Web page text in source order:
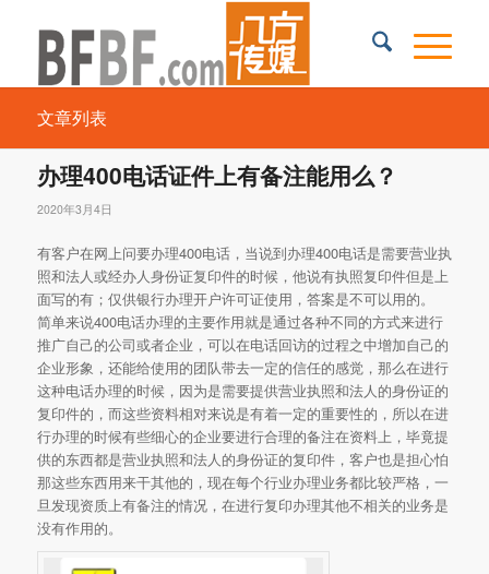
文章列表
办理400电话证件上有备注能用么？
2020年3月4日
有客户在网上问要办理400电话，当说到办理400电话是需要营业执
照和法人或经办人身份证复印件的时候，他说有执照复印件但是上
面写的有；仅供银行办理开户许可证使用，答案是不可以用的。
简单来说400电话办理的主要作用就是通过各种不同的方式来进行
推广自己的公司或者企业，可以在电话回访的过程之中增加自己的
企业形象，还能给使用的团队带去一定的信任的感觉，那么在进行
这种电话办理的时候，因为是需要提供营业执照和法人的身份证的
复印件的，而这些资料相对来说是有着一定的重要性的，所以在进
行办理的时候有些细心的企业要进行合理的备注在资料上，毕竟提
供的东西都是营业执照和法人的身份证的复印件，客户也是担心怕
那这些东西用来干其他的，现在每个行业办理业务都比较严格，一
旦发现资质上有备注的情况，在进行复印办理其他不相关的业务是
没有作用的。